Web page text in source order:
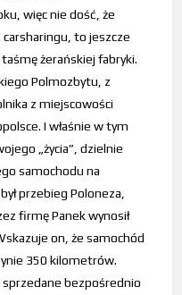
więc nie dość, że
to jeszcze
żerańskiej fabryki.
Polmozbytu, z
z miejscowości
I właśnie w tym
„życia”, dzielnie
samochodu na
przebieg Poloneza,
firmę Panek wynosił
on, że samochód
350 kilometrów.
sprzedane bezpośrednio